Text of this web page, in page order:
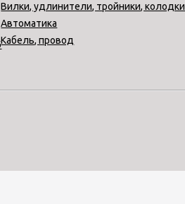
Вилки, удлинители, тройники, колодки
Автоматика
Кабель, провод